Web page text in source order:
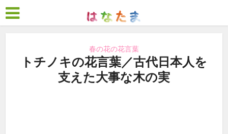
春の花の花言葉
トチノキの花言葉／古代日本人を
支えた大事な木の実